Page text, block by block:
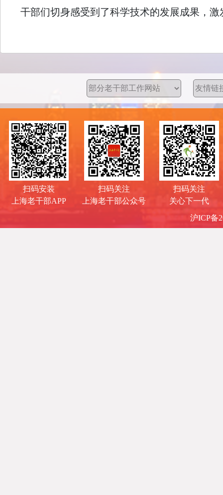
干部们切身感受到了科学技术的发展成果，
扫码安装
上海老干部APP
扫码关注
上海老干部公众号
扫码关注
关心下一代
沪ICP备